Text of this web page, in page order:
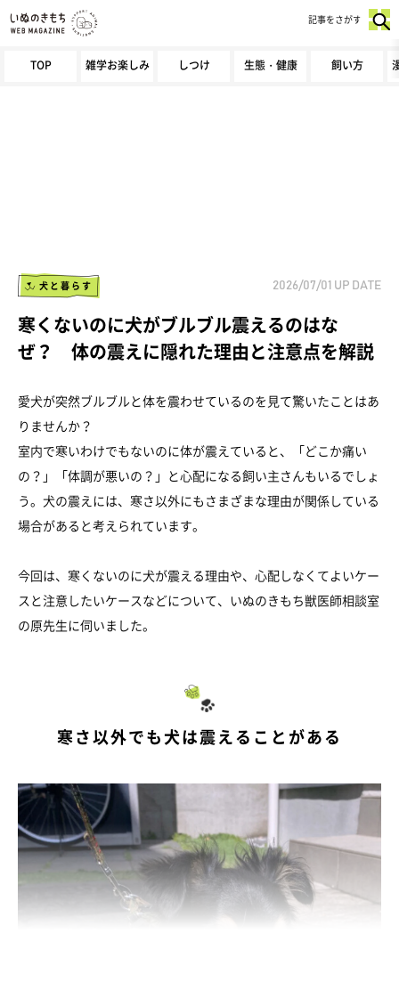
TOP 雑学お楽しみ しつけ 生態・健康 飼い方
記事をさがす
犬と暮らす 2026/07/01 UP DATE
寒くないのに犬がブルブル震えるのはな
ぜ？ 体の震えに隠れた理由と注意点を解説
愛犬が突然ブルブルと体を震わせているのを見て驚いたことはあ
りませんか？
室内で寒いわけでもないのに体が震えていると、「どこか痛い
の？」「体調が悪いの？」と心配になる飼い主さんもいるでしょ
う。犬の震えには、寒さ以外にもさまざまな理由が関係している
場合があると考えられています。
今回は、寒くないのに犬が震える理由や、心配しなくてよいケー
スと注意したいケースなどについて、いぬのきもち獣医師相談室
の原先生に伺いました。
寒さ以外でも犬は震えることがある